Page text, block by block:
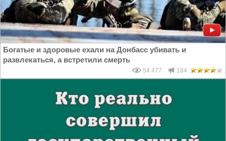
Богатые и здоровые ехали на Донбасс убивать и
развлекаться, а встретили смерть
54 477 184